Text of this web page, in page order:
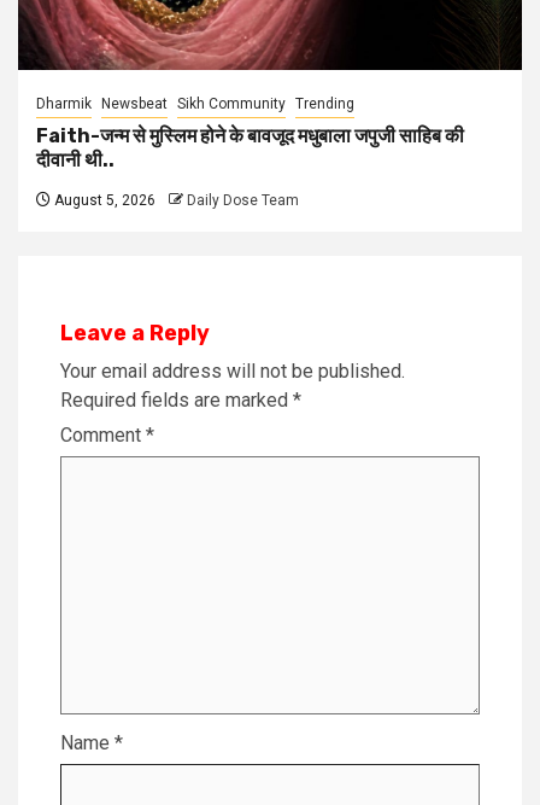
Dharmik Newsbeat Sikh Community Trending
Faith-जन्म से मुस्लिम होने के बावजूद मधुबाला जपुजी साहिब की
दीवानी थी..
August 5, 2026 Daily Dose Team
Leave a Reply
Your email address will not be published.
Required fields are marked *
Comment *
Name *